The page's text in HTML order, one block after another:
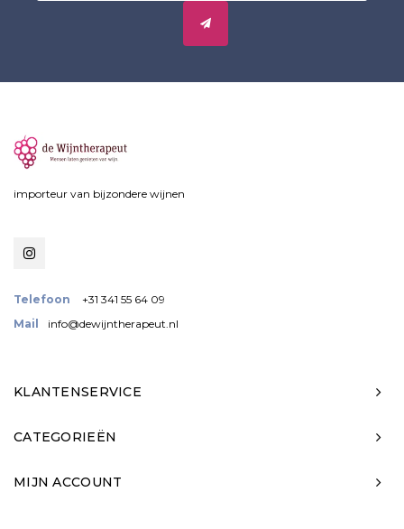
importeur van bijzondere wijnen
Telefoon
+31 341 55 64 09
Mail
info@dewijntherapeut.nl
KLANTENSERVICE
CATEGORIEËN
MIJN ACCOUNT